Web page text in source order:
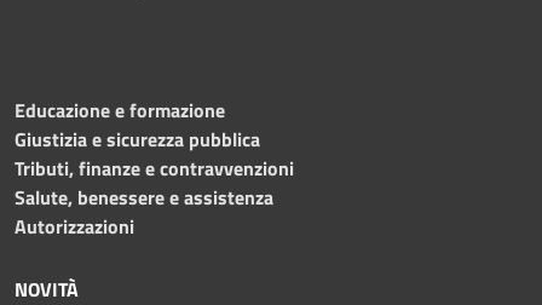
Educazione e formazione
Giustizia e sicurezza pubblica
Tributi, finanze e contravvenzioni
Salute, benessere e assistenza
Autorizzazioni
NOVITÀ